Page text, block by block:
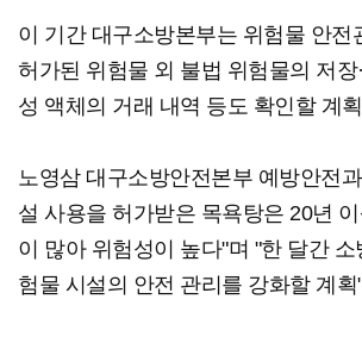
이 기간 대구소방본부는 위험물 안전
허가된 위험물 외 불법 위험물의 저장
성 액체의 거래 내역 등도 확인할 계
노영삼 대구소방안전본부 예방안전
설 사용을 허가받은 목욕탕은 20년
이 많아 위험성이 높다"며 "한 달간 소
험물 시설의 안전 관리를 강화할 계